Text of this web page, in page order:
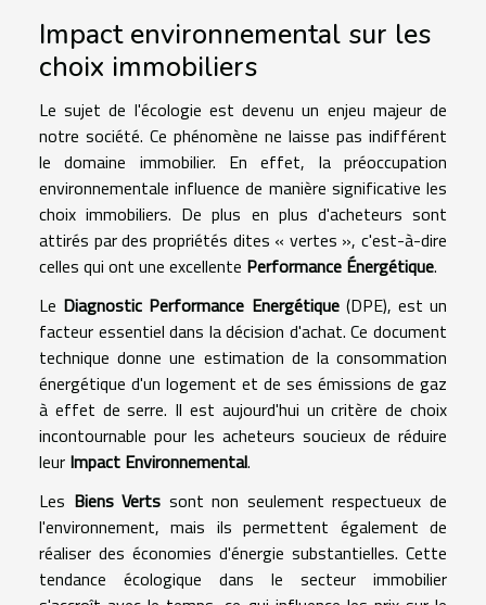
Impact environnemental sur les
choix immobiliers
Le sujet de l'écologie est devenu un enjeu majeur de
notre société. Ce phénomène ne laisse pas indifférent
le domaine immobilier. En effet, la préoccupation
environnementale influence de manière significative les
choix immobiliers. De plus en plus d'acheteurs sont
attirés par des propriétés dites « vertes », c'est-à-dire
celles qui ont une excellente Performance Énergétique.
Le Diagnostic Performance Energétique(DPE), est un
facteur essentiel dans la décision d'achat. Ce document
technique donne une estimation de la consommation
énergétique d'un logement et de ses émissions de gaz
à effet de serre. Il est aujourd'hui un critère de choix
incontournable pour les acheteurs soucieux de réduire
leur Impact Environnemental.
Les Biens Verts sont non seulement respectueux de
l'environnement, mais ils permettent également de
réaliser des économies d'énergie substantielles. Cette
tendance écologique dans le secteur immobilier